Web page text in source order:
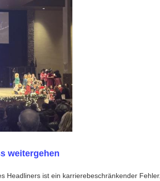
weitergehen
Headliners ist ein karrierebeschränkender Fehler.